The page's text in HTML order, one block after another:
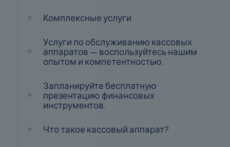
Комплексные услуги
Услуги по обслуживанию кассовых
аппаратов — воспользуйтесь нашим
опытом и компетентностью.
Запланируйте бесплатную
презентацию финансовых
инструментов.
Что такое кассовый аппарат?